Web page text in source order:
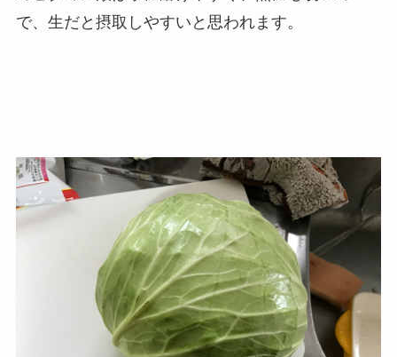
で、生だと摂取しやすいと思われます。